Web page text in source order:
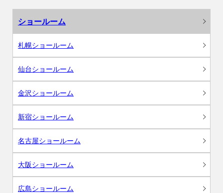
ショールーム
札幌ショールーム
仙台ショールーム
金沢ショールーム
新宿ショールーム
名古屋ショールーム
大阪ショールーム
広島ショールーム